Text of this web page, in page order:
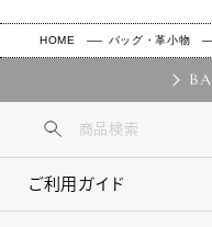
HOME バッグ・革小物
ご利用ガイド